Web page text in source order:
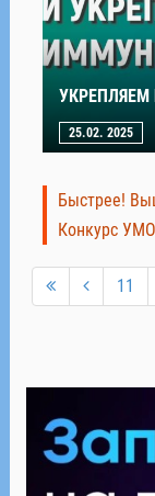
25.02. 2025
Быстрее!
Конкурс
11